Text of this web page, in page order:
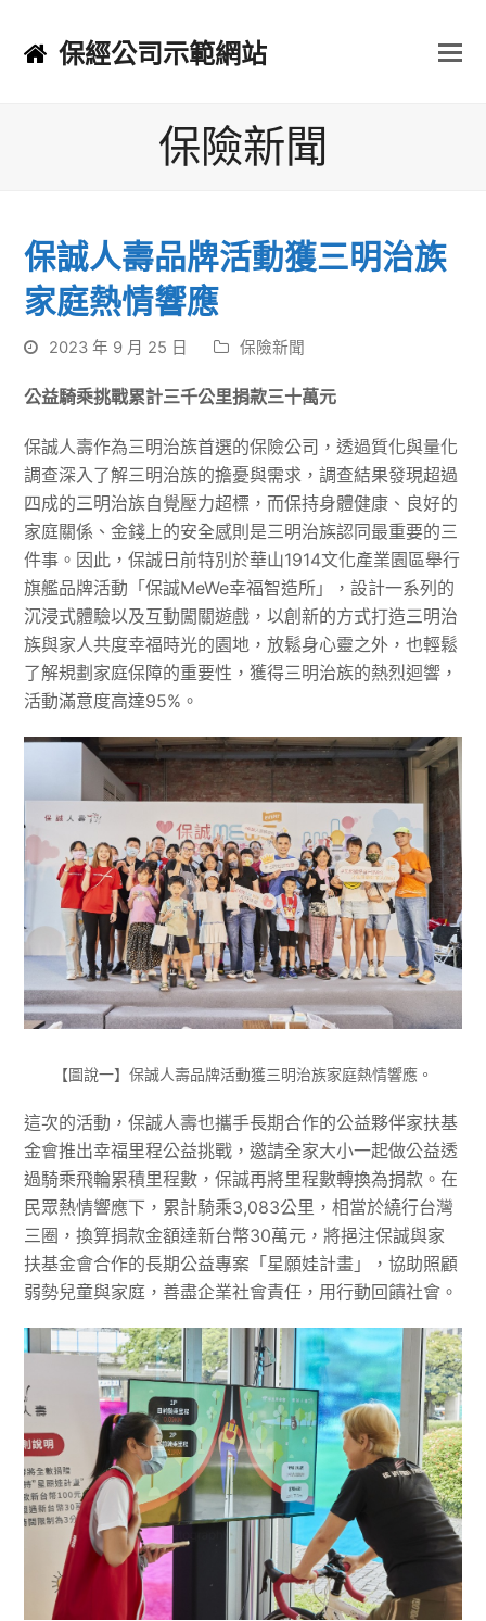
保經公司示範網站
保險新聞
保誠人壽品牌活動獲三明治族
家庭熱情響應
2023 年 9 月 25 日 保險新聞
公益騎乘挑戰累計三千公里捐款三十萬元
保誠人壽作為三明治族首選的保險公司，透過質化與量化
調查深入了解三明治族的擔憂與需求，調查結果發現超過
四成的三明治族自覺壓力超標，而保持身體健康、良好的
家庭關係、金錢上的安全感則是三明治族認同最重要的三
件事。因此，保誠日前特別於華山1914文化產業園區舉行
旗艦品牌活動「保誠MeWe幸福智造所」，設計一系列的
沉浸式體驗以及互動闖關遊戲，以創新的方式打造三明治
族與家人共度幸福時光的園地，放鬆身心靈之外，也輕鬆
了解規劃家庭保障的重要性，獲得三明治族的熱烈迴響，
活動滿意度高達95%。
【圖說一】保誠人壽品牌活動獲三明治族家庭熱情響應。
這次的活動，保誠人壽也攜手長期合作的公益夥伴家扶基
金會推出幸福里程公益挑戰，邀請全家大小一起做公益透
過騎乘飛輪累積里程數，保誠再將里程數轉換為捐款。在
民眾熱情響應下，累計騎乘3,083公里，相當於繞行台灣
三圈，換算捐款金額達新台幣30萬元，將挹注保誠與家
扶基金會合作的長期公益專案「星願娃計畫」，協助照顧
弱勢兒童與家庭，善盡企業社會責任，用行動回饋社會。